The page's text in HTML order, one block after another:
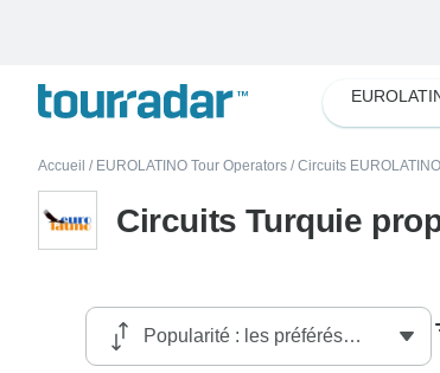
Accueil / EUROLATINO Tour Operators / Circuits
Circuits Turquie